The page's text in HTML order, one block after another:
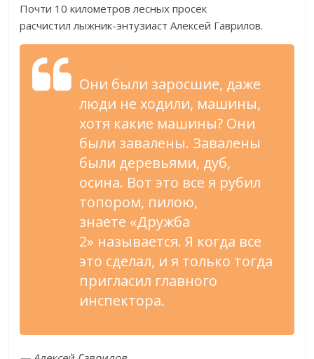
Почти 10 километров лесных просек
расчистиллыжник-энтузиаст Алексей Гаврилов.
Они были заросшие, даже
люди не ходили, машины,
хотя какие машины? Они
были завалены. Завалены
были деревьями, дуб,
осина. Вот это все я рубил
топором, пилою,
знаете «Дружба
2» называется. Я когда все
это сделал, и я только тогда
пригласил главного
инспектора.